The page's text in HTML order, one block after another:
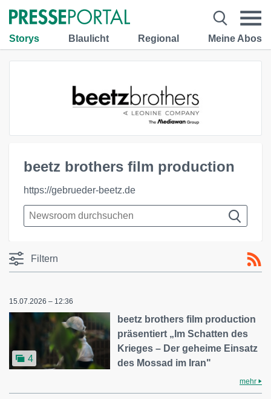
Storys Blaulicht Regional Meine Abos
beetz brothers film production
https://gebrueder-beetz.de
Filtern
15.07.2026 – 12:36
4
beetz brothers film production
präsentiert „Im Schatten des
Krieges – Der geheime Einsatz
des Mossad im Iran"
mehr